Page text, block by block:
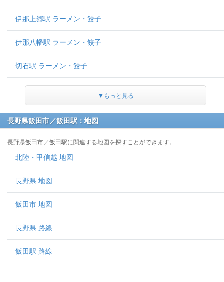
伊那上郷駅 ラーメン・餃子
伊那八幡駅 ラーメン・餃子
切石駅 ラーメン・餃子
▼もっと見る
長野県飯田市／飯田駅：地図
長野県飯田市／飯田駅に関連する地図を探すことができます。
北陸・甲信越 地図
長野県 地図
飯田市 地図
長野県 路線
飯田駅 路線